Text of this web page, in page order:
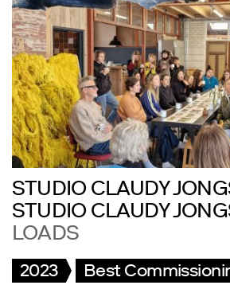
STUDIO CLAUDY
STUDIO CLAUDY
LOADS
2023 Best